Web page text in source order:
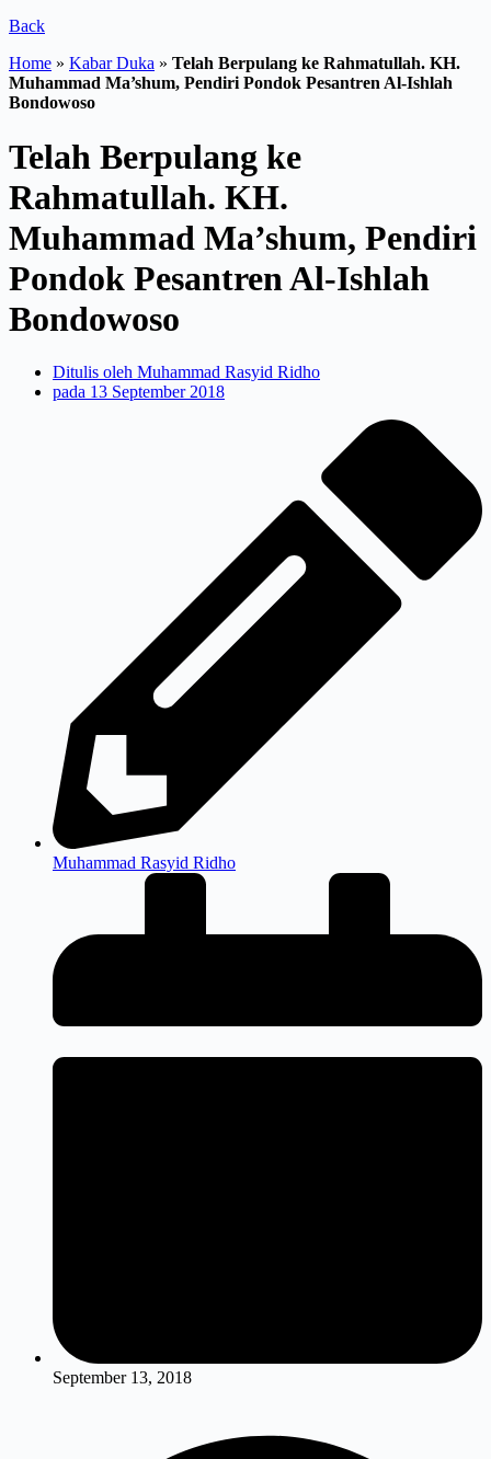
Back
Home » Kabar Duka » Telah Berpulang ke Rahmatullah. KH.
Muhammad Ma’shum, Pendiri Pondok Pesantren Al-Ishlah
Bondowoso
Telah Berpulang ke
Rahmatullah. KH.
Muhammad Ma’shum, Pendiri
Pondok Pesantren Al-Ishlah
Bondowoso
Ditulis oleh Muhammad Rasyid Ridho
pada 13 September 2018
Muhammad Rasyid Ridho
September 13, 2018